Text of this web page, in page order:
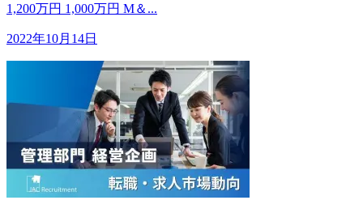
1,200万円 1,000万円 M＆...
2022年10月14日